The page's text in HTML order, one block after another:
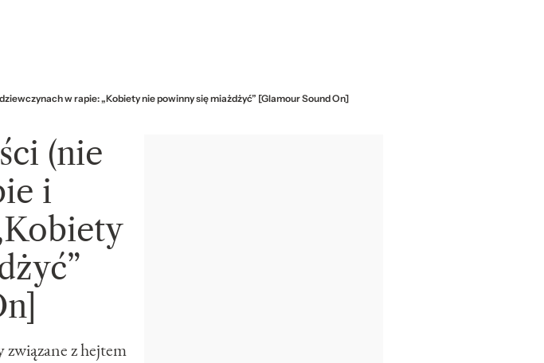
w rapie: „Kobiety nie powinny się miażdżyć” [Glamour Sound On]
(nie
i
z hejtem